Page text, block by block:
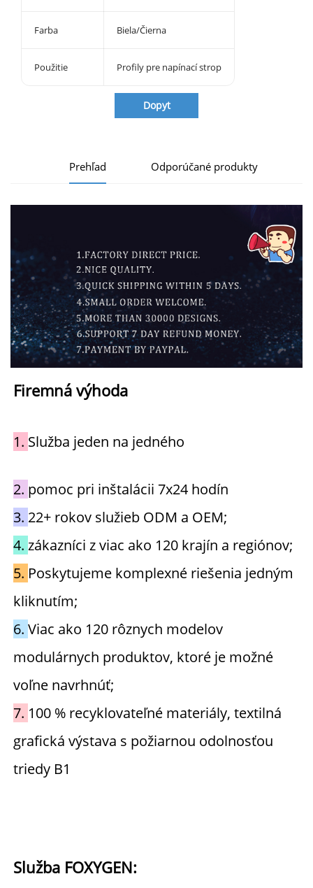
Farba Biela/Čierna
Použitie Profily pre napínací strop
Dopyt
Prehľad Odporúčané produkty
Firemná výhoda
1. Služba jeden na jedného
2. pomoc pri inštalácii 7x24 hodín
3. 22+ rokov služieb ODM a OEM;
4. zákazníci z viac ako 120 krajín a regiónov;
5. Poskytujeme komplexné riešenia jedným
kliknutím;
6. Viac ako 120 rôznych modelov
modulárnych produktov, ktoré je možné
voľne navrhnúť;
7. 100 % recyklovateľné materiály, textilná
grafická výstava s požiarnou odolnosťou
triedy B1
Služba FOXYGEN: